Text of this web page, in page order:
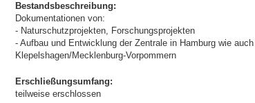
Bestandsbeschreibung:
Dokumentationen von:
- Naturschutzprojekten, Forschungsprojekten
- Aufbau und Entwicklung der Zentrale in Hamburg wie
Klepelshagen/Mecklenburg-Vorpommern
Erschließungsumfang:
teilweise erschlossen